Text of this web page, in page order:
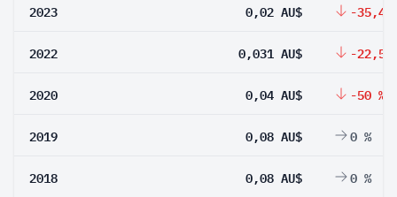
2023 0,02 AU$ -35,48
2022 0,031 AU$ -22,5
2020 0,04 AU$ -50 %
2019 0,08 AU$ 0 %
2018 0,08 AU$ 0 %